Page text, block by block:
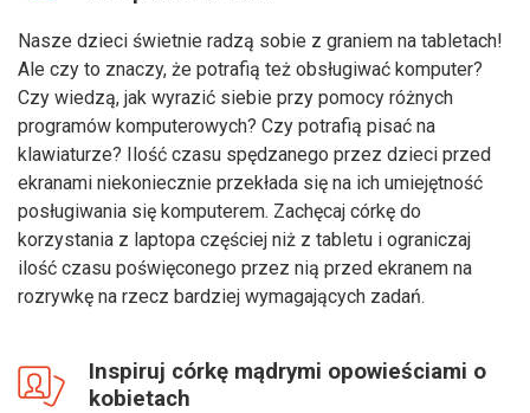
Nasze dzieci świetnie radzą sobie z graniem na tabletach!
Ale czy to znaczy, że potrafią też obsługiwać komputer?
Czy wiedzą, jak wyrazić siebie przy pomocy różnych
programów komputerowych? Czy potrafią pisać na
klawiaturze? Ilość czasu spędzanego przez dzieci przed
ekranami niekoniecznie przekłada się na ich umiejętność
posługiwania się komputerem. Zachęcaj córkę do
korzystania z laptopa częściej niż z tabletu i ograniczaj
ilość czasu poświęconego przez nią przed ekranem na
rozrywkę na rzecz bardziej wymagających zadań.
Inspiruj córkę mądrymi opowieściami o
kobietach